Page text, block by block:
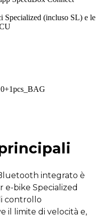
Specialized (incluso SL) e le
integrato è
bike Specialized
controllo
il limite di velocità e,